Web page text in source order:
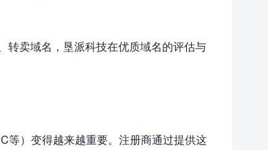
转卖域名，垦派科技在优质域名的评估与
等）变得越来越重要。注册商通过提供这